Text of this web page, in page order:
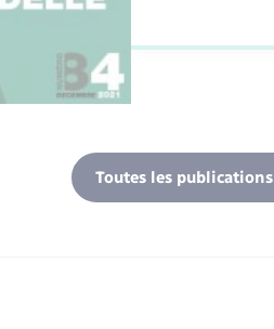
Toutes les publications